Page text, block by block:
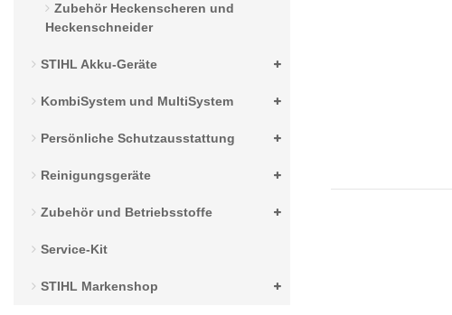
Zubehör Heckenscheren und
Heckenschneider
STIHL Akku-Geräte
KombiSystem und MultiSystem
Persönliche Schutzausstattung
Reinigungsgeräte
Zubehör und Betriebsstoffe
Service-Kit
STIHL Markenshop